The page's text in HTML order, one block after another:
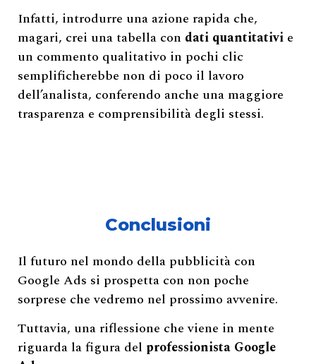
Infatti, introdurre una azione rapida che,
magari, crei una tabella con dati quantitativi e
un commento qualitativo in pochi clic
semplificherebbe non di poco il lavoro
dell’analista, conferendo anche una maggiore
trasparenza e comprensibilità degli stessi.
Conclusioni
Il futuro nel mondo della pubblicità con
Google Ads si prospetta con non poche
sorprese che vedremo nel prossimo avvenire.
Tuttavia, una riflessione che viene in mente
riguarda la figura del professionista Google